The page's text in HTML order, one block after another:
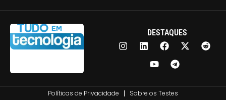
DESTAQUES
Políticas de Privacidade
Sobre os Testes